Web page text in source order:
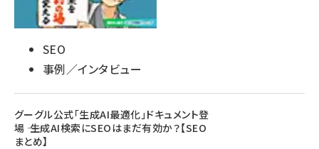
SEO
事例／インタビュー
グーグル公式「生成AI最適化」ドキュメント登
場 ―― 生成AI検索にSEOはまだ有効か？【SEO
まとめ】